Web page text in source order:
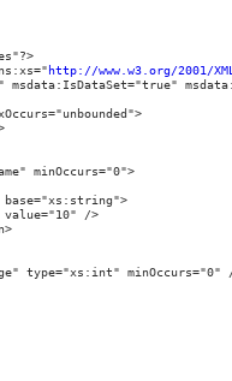
http://www.w3.org/2001/
msdata:IsDataSet="true"
minOccurs="0">
base="xs:string">
value="10" />
type="xs:int" minOccurs="0"